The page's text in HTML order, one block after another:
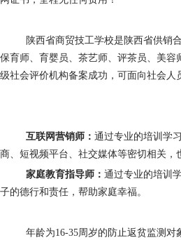
陕西省商贸技工学校是陕西省供销
保育师、育婴员、茶艺师、评茶员、美容
级社会评价机构备案成功，可面向社会
互联网营销师：通过专业的培训学
商、短视频平台、社交媒体等密切相关，
家庭教育指导师：通过专业的培训
子的德行和责任，帮助家庭幸福。
年龄为16-35周岁的防止返贫监测对